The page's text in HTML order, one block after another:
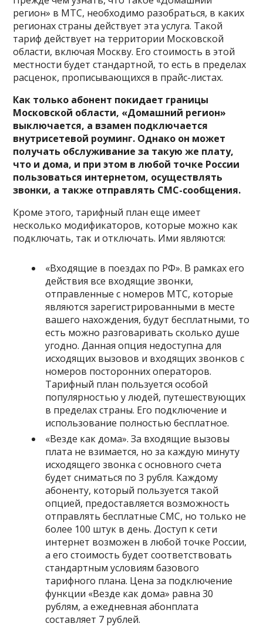
регион» в МТС, необходимо разобраться, в каких
регионах страны действует эта услуга. Такой
тариф действует на территории Московской
области, включая Москву. Его стоимость в этой
местности будет стандартной, то есть в пределах
расценок, прописывающихся в прайс-листах.
Как только абонент покидает границы
Московской области, «Домашний регион»
выключается, а взамен подключается
внутрисетевой роуминг. Однако он может
получать обслуживание за такую же плату,
что и дома, и при этом в любой точке России
пользоваться интернетом, осуществлять
звонки, а также отправлять СМС-сообщения.
Кроме этого, тарифный план еще имеет
несколько модификаторов, которые можно как
подключать, так и отключать. Ими являются:
«Входящие в поездах по РФ». В рамках его
действия все входящие звонки,
отправленные с номеров МТС, которые
являются зарегистрированными в месте
вашего нахождения, будут бесплатными, то
есть можно разговаривать сколько душе
угодно. Данная опция недоступна для
исходящих вызовов и входящих звонков с
номеров посторонних операторов.
Тарифный план пользуется особой
популярностью у людей, путешествующих
в пределах страны. Его подключение и
использование полностью бесплатное.
«Везде как дома». За входящие вызовы
плата не взимается, но за каждую минуту
исходящего звонка с основного счета
будет сниматься по 3 рубля. Каждому
абоненту, который пользуется такой
опцией, предоставляется возможность
отправлять бесплатные СМС, но только не
более 100 штук в день. Доступ к сети
интернет возможен в любой точке России,
а его стоимость будет соответствовать
стандартным условиям базового
тарифного плана. Цена за подключение
функции «Везде как дома» равна 30
рублям, а ежедневная абонплата
составляет 7 рублей.